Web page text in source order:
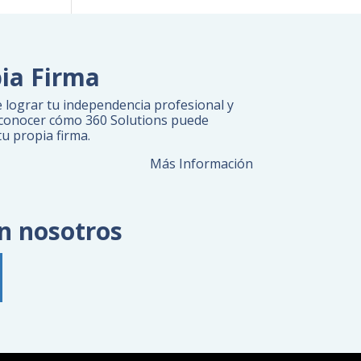
Firma
lograr tu independencia profesional y
cómo 360 Solutions puede
propia firma.
Más Información
nosotros